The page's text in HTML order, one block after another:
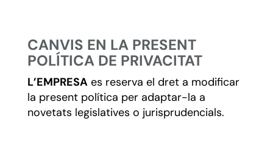
CANVIS EN LA PRESENT
POLÍTICA DE PRIVACITAT
L’EMPRESAes reserva el dret a modificar
la present política per adaptar-la a
novetats legislatives o jurisprudencials.